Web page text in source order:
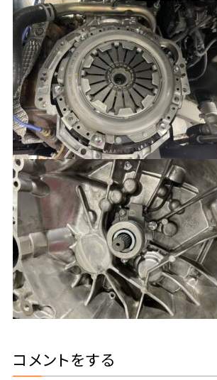
コメントをする